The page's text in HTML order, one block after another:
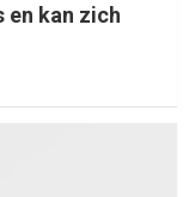
en kan zich